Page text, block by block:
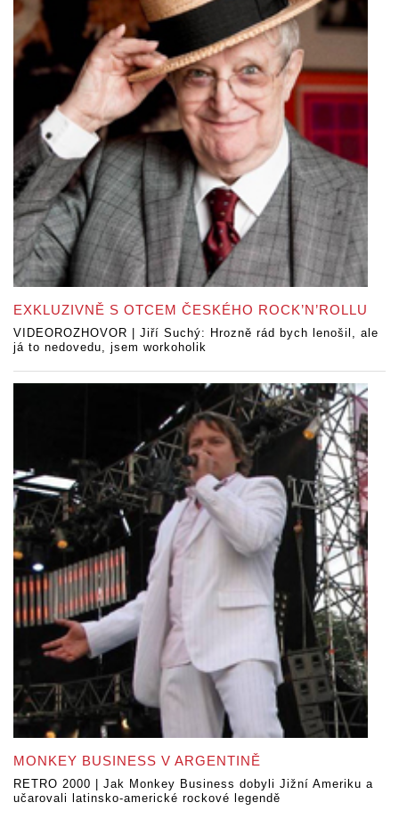
EXKLUZIVNĚ S OTCEM ČESKÉHO ROCK’N’ROLLU
VIDEOROZHOVOR | Jiří Suchý: Hrozně rád bych lenošil, ale
já to nedovedu, jsem workoholik
MONKEY BUSINESS V ARGENTINĚ
RETRO 2000 | Jak Monkey Business dobyli Jižní Ameriku a
učarovali latinsko-americké rockové legendě